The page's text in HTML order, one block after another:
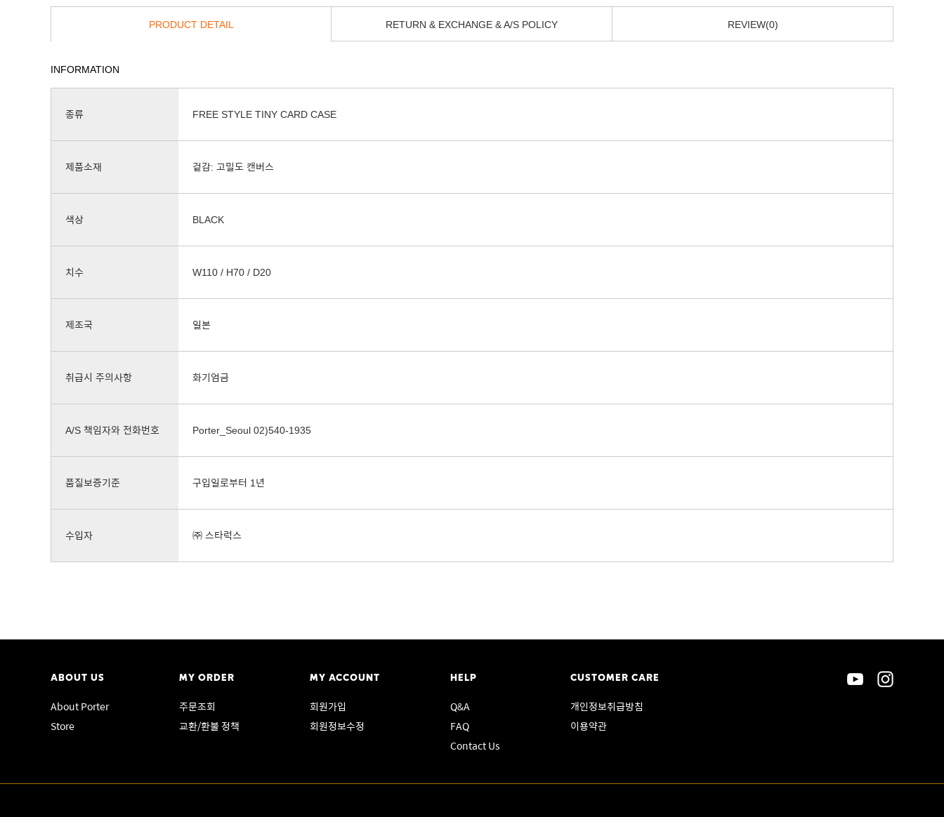
PRODUCT DETAIL RETURN & EXCHANGE & A/S POLICY REVIEW(0)
INFORMATION
종류 FREE STYLE TINY CARD CASE
제품소재 겉감: 고밀도 캔버스
색상 BLACK
치수 W110 / H70 / D20
제조국 일본
취급시 주의사항 화기엄금
A/S 책임자와 전화번호 Porter_Seoul 02)540-1935
품질보증기준 구입일로부터 1년
수입자 ㈜ 스타럭스
ABOUT US
About Porter
Store
MY ORDER
주문조회
교환/환불 정책
MY ACCOUNT
회원가입
회원정보수정
HELP
Q&A
FAQ
Contact Us
CUSTOMER CARE
개인정보취급방침
이용약관